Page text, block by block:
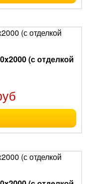
(с отделкой